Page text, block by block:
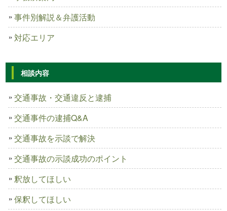
事件別解説＆弁護活動
対応エリア
相談内容
交通事故・交通違反と逮捕
交通事件の逮捕Q&A
交通事故を示談で解決
交通事故の示談成功のポイント
釈放してほしい
保釈してほしい